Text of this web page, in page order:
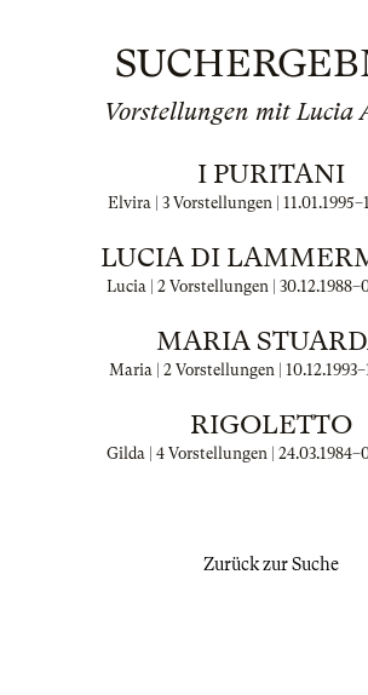
Vorstellungen mit Lucia
I PURITANI
Elvira | 3 Vorstellungen | 11.01.1995–
LUCIA DI
Lucia | 2 Vorstellungen | 30.12.1988–
MARIA
Maria | 2 Vorstellungen | 10.12.1993–
RIGOLETTO
Gilda | 4 Vorstellungen | 24.03.1984–
Zurück zur Suche